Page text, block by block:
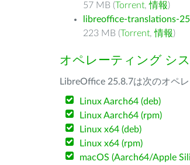
57 MB (Torrent,情報)
libreoffice-translations-
223 MB (Torrent,情報)
オペレーティング シ
LibreOffice 25.8.7は次のオペ
Linux Aarch64 (deb)
Linux Aarch64 (rpm)
Linux x64 (deb)
Linux x64 (rpm)
macOS (Aarch64/Apple